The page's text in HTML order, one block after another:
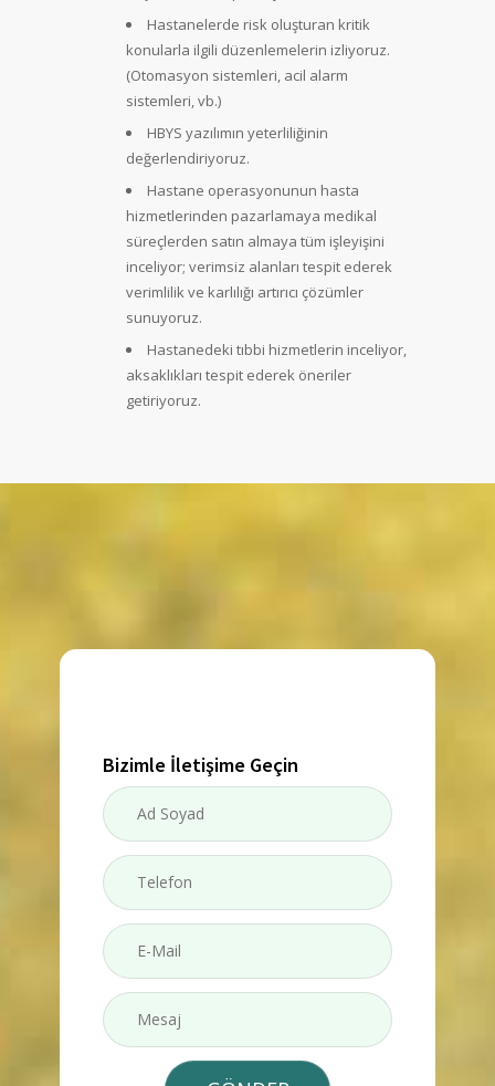
Hastanelerde risk oluşturan kritik
konularla ilgili düzenlemelerin izliyoruz.
(Otomasyon sistemleri, acil alarm
sistemleri, vb.)
HBYS yazılımın yeterliliğinin
değerlendiriyoruz.
Hastane operasyonunun hasta
hizmetlerinden pazarlamaya medikal
süreçlerden satın almaya tüm işleyişini
inceliyor; verimsiz alanları tespit ederek
verimlilik ve karlılığı artırıcı çözümler
sunuyoruz.
Hastanedeki tıbbi hizmetlerin inceliyor,
aksaklıkları tespit ederek öneriler
getiriyoruz.
Bizimle İletişime Geçin